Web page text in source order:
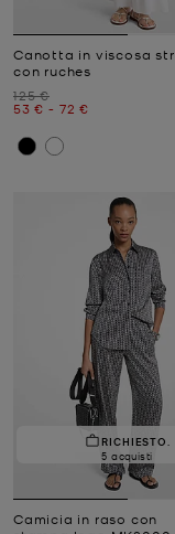
Canotta in viscosa
con ruches
Prezzo iniziale
125 €
Prezzo attuale
53 € -
a Prezzo attuale
72 €
RICHIESTO.
5 acquisti
Camicia in raso con